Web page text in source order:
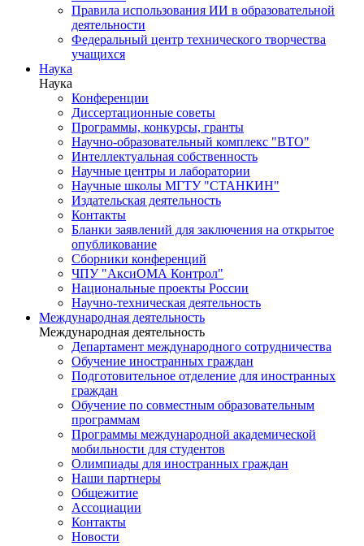
Правила использования ИИ в образовательной
деятельности
Федеральный центр технического творчества
учащихся
Наука
Наука
Конференции
Диссертационные советы
Программы, конкурсы, гранты
Научно-образовательный комплекс "ВТО"
Интеллектуальная собственность
Научные центры и лаборатории
Научные школы МГТУ "СТАНКИН"
Издательская деятельность
Контакты
Бланки заявлений для заключения на открытое
опубликование
Сборники конференций
ЧПУ "АксиОМА Контрол"
Национальные проекты России
Научно-техническая деятельность
Международная деятельность
Международная деятельность
Департамент международного сотрудничества
Обучение иностранных граждан
Подготовительное отделение для иностранных
граждан
Обучение по совместным образовательным
программам
Программы международной академической
мобильности для студентов
Олимпиады для иностранных граждан
Наши партнеры
Общежитие
Ассоциации
Контакты
Новости